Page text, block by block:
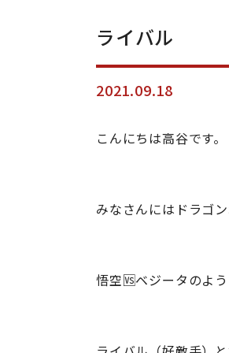
ライバル
2021.09.18
こんにちは高谷です。
みなさんにはドラゴ
悟空🆚ベジータのよ